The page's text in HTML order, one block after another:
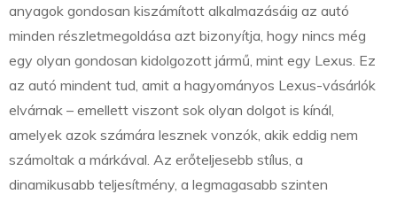
anyagok gondosan kiszámított alkalmazásáig az autó
minden részletmegoldása azt bizonyítja, hogy nincs még
egy olyan gondosan kidolgozott jármű, mint egy Lexus. Ez
az autó mindent tud, amit a hagyományos Lexus-vásárlók
elvárnak – emellett viszont sok olyan dolgot is kínál,
amelyek azok számára lesznek vonzók, akik eddig nem
számoltak a márkával. Az erőteljesebb stílus, a
dinamikusabb teljesítmény, a legmagasabb szinten